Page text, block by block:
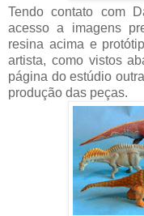
Tendo contato com
acesso a imagens
resina acima e
artista, como vistos
página do estúdio
produção das peças.